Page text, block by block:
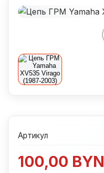
Артикул
100,00 BYN